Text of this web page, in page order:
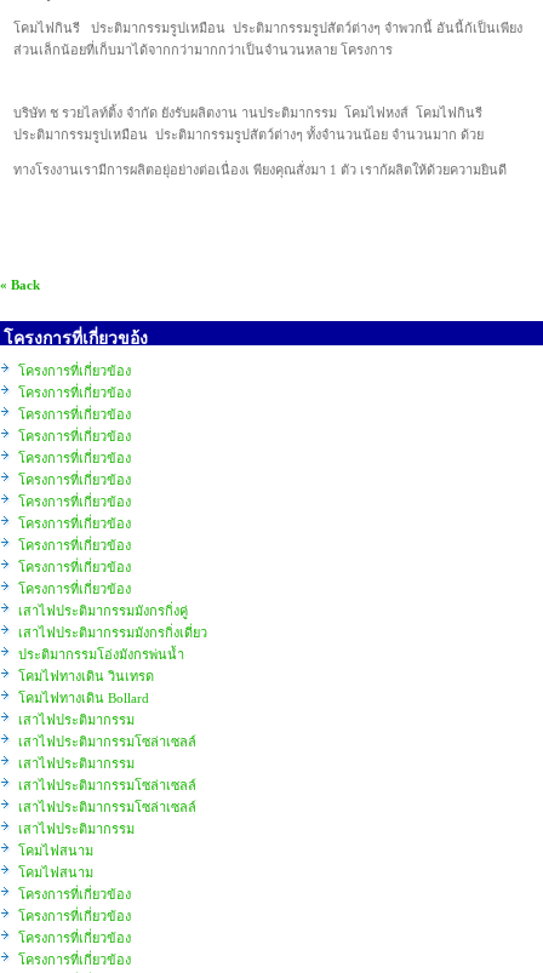
โคมไฟกินรี ประติมากรรมรูปเหมือน ประติมากรรมรูปสัตว์ต่างๆ จำพวกนี้ อันนี้ก้เป็นเพียง
ส่วนเล็กน้อยที่เก็บมาได้จากกว่ามากกว่าเป็นจำนวนหลาย โครงการ
บริษัท ช รวยไลท์ติ้ง จำกัด ยังรับผลิตงาน านประติมากรรม โคมไฟหงส์ โคมไฟกินรี
ประติมากรรมรูปเหมือน ประติมากรรมรูปสัตว์ต่างๆ ทั้งจำนวนน้อย จำนวนมาก ด้วย
ทางโรงงานเรามีการผลิตอยุ่อย่างต่อเนื่องเ พียงคุณสั่งมา 1 ตัว เราก้ผลิตให้ด้วยความยินดี
« Back
โครงการที่เกี่ยวขอ้ง
โครงการที่เกี่ยวข้อง
โครงการที่เกี่ยวข้อง
โครงการที่เกี่ยวข้อง
โครงการที่เกี่ยวข้อง
โครงการที่เกี่ยวข้อง
โครงการที่เกี่ยวข้อง
โครงการที่เกี่ยวข้อง
โครงการที่เกี่ยวข้อง
โครงการที่เกี่ยวข้อง
โครงการที่เกี่ยวข้อง
โครงการที่เกี่ยวข้อง
เสาไฟประติมากรรมมังกรกิ่งคู่
เสาไฟประติมากรรมมังกรกิ่งเดี่ยว
ประติมากรรมโอ่งมังกรพ่นน้ำ
โคมไฟทางเดิน วินเทรด
โคมไฟทางเดิน Bollard
เสาไฟประติมากรรม
เสาไฟประติมากรรมโซล่าเซลล์
เสาไฟประติมากรรม
เสาไฟประติมากรรมโซล่าเซลล์
เสาไฟประติมากรรมโซล่าเซลล์
เสาไฟประติมากรรม
โคมไฟสนาม
โคมไฟสนาม
โครงการที่เกี่ยวข้อง
โครงการที่เกี่ยวข้อง
โครงการที่เกี่ยวข้อง
โครงการที่เกี่ยวข้อง